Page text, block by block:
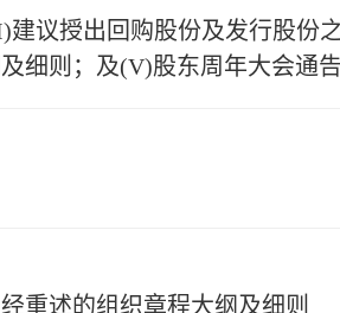
议授出回购股份及发行股份
细则；及(V)股东周年大会通告
重述的组织章程大纲及细则